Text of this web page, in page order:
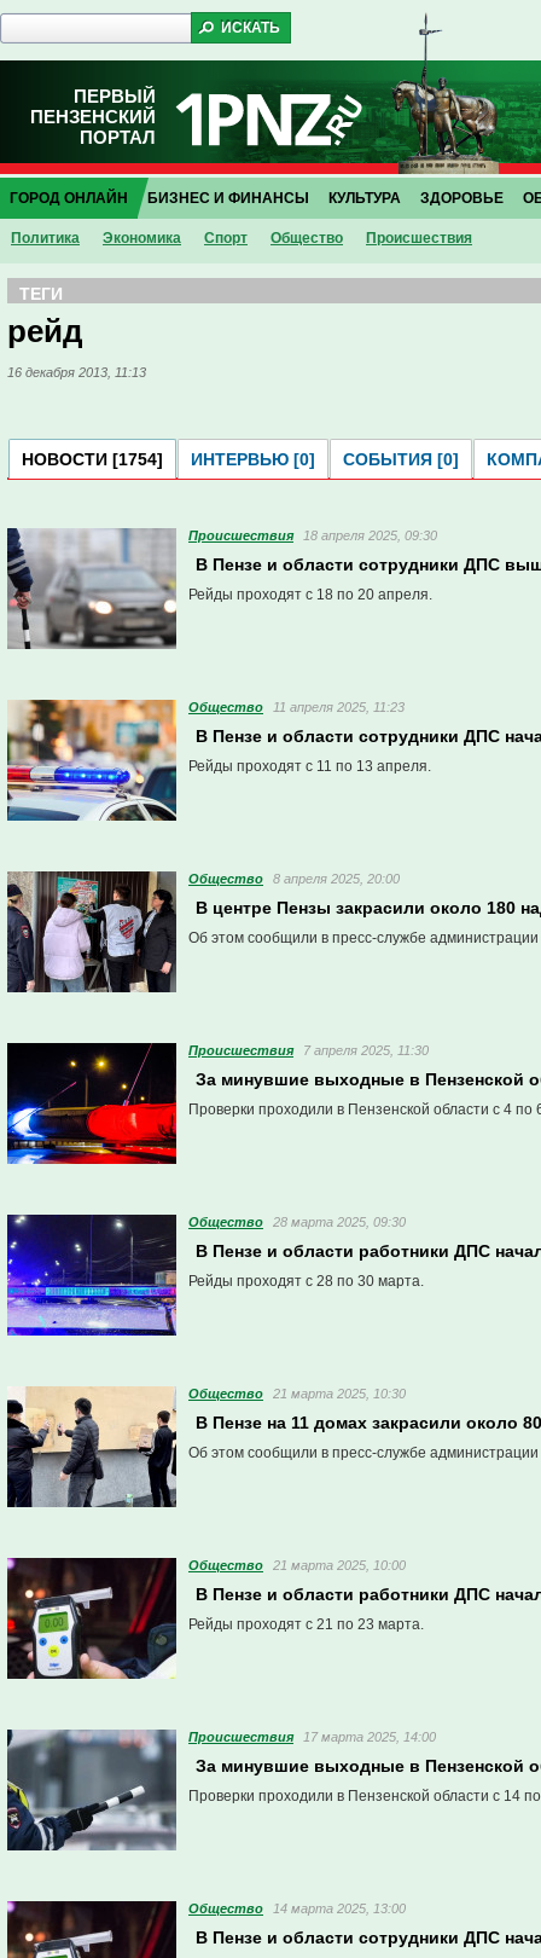
ПЕРВЫЙ
ПЕНЗЕНСКИЙ
ПОРТАЛ
ГОРОД ОНЛАЙН
Политика Экономика Спорт Общество Проиcшествия
БИЗНЕС И ФИНАНСЫ КУЛЬТУРА ЗДОРОВЬЕ
ТЕГИ
рейд
16 декабря 2013, 11:13
НОВОСТИ [1754] ИНТЕРВЬЮ [0] СОБЫТИЯ [0]
Проиcшествия 18 апреля 2025, 09:30
В Пензе и области сотрудники ДПС
Рейды проходят с 18 по 20 апреля.
Общество 11 апреля 2025, 11:23
В Пензе и области сотрудники ДПС
Рейды проходят с 11 по 13 апреля.
Общество 8 апреля 2025, 20:00
В центре Пензы закрасили около 180
Об этом сообщили в пресс-службе
Проиcшествия 7 апреля 2025, 11:30
За минувшие выходные в Пензенской
Проверки проходили в Пензенской области с 4 по
Общество 28 марта 2025, 09:30
В Пензе и области работники ДПС
Рейды проходят с 28 по 30 марта.
Общество 21 марта 2025, 10:30
В Пензе на 11 домах закрасили около
Об этом сообщили в пресс-службе
Общество 21 марта 2025, 10:00
В Пензе и области работники ДПС
Рейды проходят с 21 по 23 марта.
Проиcшествия 17 марта 2025, 14:00
За минувшие выходные в Пензенской
Проверки проходили в Пензенской области с 14
Общество 14 марта 2025, 13:00
В Пензе и области сотрудники ДПС